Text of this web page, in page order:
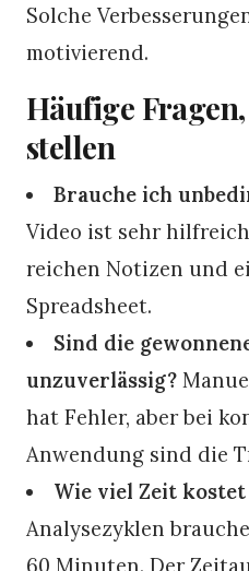
Solche
motivierend.
Häufige
stellen
Brauche ich
Video ist sehr
reichen Notizen und
Spreadsheet.
Sind die
unzuverlässig?
hat Fehler, aber bei
Anwendung sind die
Wie viel Zeit kostet
Analysezyklen
60 Minuten. Der